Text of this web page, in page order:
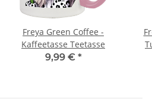
Freya Green Coffee -
Kaffeetasse Teetasse
9,99 € *